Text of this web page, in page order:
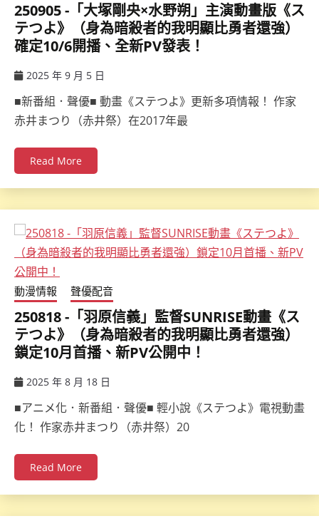
250905 -「大塚剛央×水野朔」主演動畫版《ス
テつよ》（身為暗殺者的我明顯比勇者還強）
確定10/6開播、全新PV發表！
2025 年 9 月 5 日
■新番組．聲優■ 動畫《ステつよ》更新多項情報！ 作家
赤井まつり（赤井祭）在2017年最
Read More
動漫情報 聲優配音
250818 -「羽原信義」監督SUNRISE動畫《ス
テつよ》（身為暗殺者的我明顯比勇者還強）
鎖定10月首播、新PV公開中！
2025 年 8 月 18 日
■アニメ化．新番組．聲優■ 輕小說《ステつよ》電視動畫
化！ 作家赤井まつり（赤井祭）20
Read More